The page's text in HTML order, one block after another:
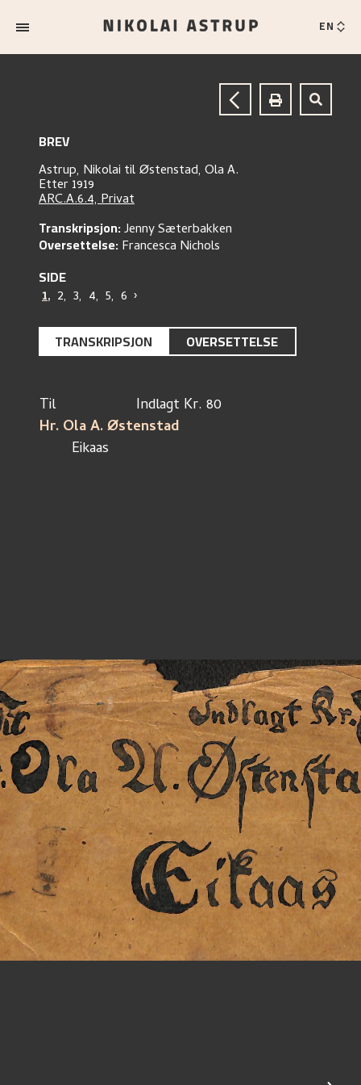
EN
BREV
Astrup, Nikolai tilØstenstad, Ola A.
Etter 1919
ARC.A.6.4, Privat
Transkripsjon:Jenny Sæterbakken
Oversettelse:Francesca Nichols
SIDE
1, 2, 3, 4, 5, 6 ›
TRANSKRIPSJON OVERSETTELSE
Til			Indlagt Kr. 80
Hr. Ola A. Østenstad
	Eikaas